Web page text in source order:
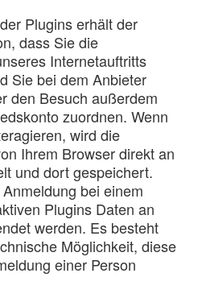
Plugins erhält der
dass Sie die
Internetauftritts
Sie bei dem Anbieter
den Besuch außerdem
zuordnen. Wenn
wird die
Ihrem Browser direkt an
und dort gespeichert.
bei einem
Plugins Daten an
werden. Es besteht
Möglichkeit, diese
einer Person